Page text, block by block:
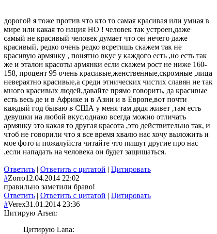
дорогой я тоже против что кто то самая красивая или умная в
мире или какая то нация НО ! человек так устроен,даже
самый не красивый человек думает что он нечего даже
красивый, редко очень редко всретишь скажем так не
красивую армянку , понятно вкус у каждого есть ,но есть так
же и эталон красоты армянки если скажем рост не ниже 160-
158, процент 95 очень красивые,женственные,скромные ,лица
невераятно красивые,а среди этнических чистих славян не так
много красивых людей,давайте прямо говорить, да красивые
есть весь де и в Африке и в Азии и в Европе,вот почти
каждый год бываю в США у меня там дядя живет ,там есть
девушки на любой вкус,однако всегда можно отличать
армянку это какая то другая красота ,это действительно так, и
чтоб не говорили что я все время хвалю нас хочу выложить и
мое фото и пожалуйста читайте что пишут другие про нас
,если нападать на человека он будет защищаться.
Ответить | Ответить с цитатой | Цитировать
#Zorro12.04.2014 22:02
правильно заметили браво!
Ответить | Ответить с цитатой | Цитировать
#Verex31.01.2014 23:36
Цитирую Arsen:
Цитирую Lana: